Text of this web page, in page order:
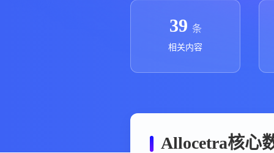
药品生产企业
39 条
相关内容
Allocetra核心